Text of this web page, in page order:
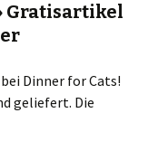
Gratisartikel
bei Dinner for Cats!
geliefert. Die